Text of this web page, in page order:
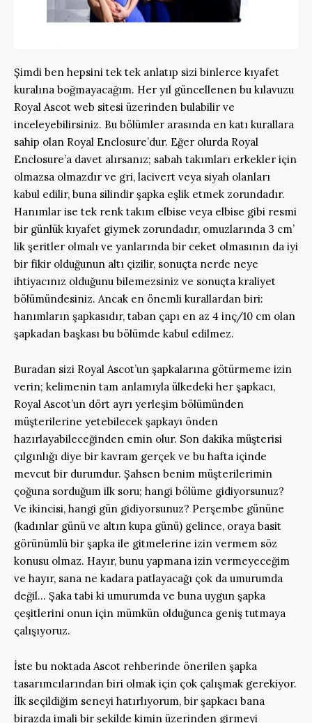
Şimdi ben hepsini tek tek anlatıp sizi binlerce kıyafet
kuralına boğmayacağım. Her yıl güncellenen bu kılavuzu
Royal Ascot web sitesi üzerinden bulabilir ve
inceleyebilirsiniz. Bu bölümler arasında en katı kurallara
sahip olan Royal Enclosure’dur. Eğer olurda Royal
Enclosure’a davet alırsanız; sabah takımları erkekler için
olmazsa olmazdır ve gri, lacivert veya siyah olanları
kabul edilir, buna silindir şapka eşlik etmek zorundadır.
Hanımlar ise tek renk takım elbise veya elbise gibi resmi
bir günlük kıyafet giymek zorundadır, omuzlarında 3 cm’
lik şeritler olmalı ve yanlarında bir ceket olmasının da iyi
bir fikir olduğunun altı çizilir, sonuçta nerde neye
ihtiyacınız olduğunu bilemezsiniz ve sonuçta kraliyet
bölümündesiniz. Ancak en önemli kurallardan biri:
hanımların şapkasıdır, taban çapı en az 4 inç/10 cm olan
şapkadan başkası bu bölümde kabul edilmez.
Buradan sizi Royal Ascot’un şapkalarına götürmeme izin
verin; kelimenin tam anlamıyla ülkedeki her şapkacı,
Royal Ascot’un dört ayrı yerleşim bölümünden
müşterilerine yetebilecek şapkayı önden
hazırlayabileceğinden emin olur. Son dakika müşterisi
çılgınlığı diye bir kavram gerçek ve bu hafta içinde
mevcut bir durumdur. Şahsen benim müşterilerimin
çoğuna sorduğum ilk soru; hangi bölüme gidiyorsunuz?
Ve ikincisi, hangi gün gidiyorsunuz? Perşembe gününe
(kadınlar günü ve altın kupa günü) gelince, oraya basit
görünümlü bir şapka ile gitmelerine izin vermem söz
konusu olmaz. Hayır, bunu yapmana izin vermeyeceğim
ve hayır, sana ne kadara patlayacağı çok da umurumda
değil… Şaka tabi ki umurumda ve buna uygun şapka
çeşitlerini onun için mümkün olduğunca geniş tutmaya
çalışıyoruz.
İste bu noktada Ascot rehberinde önerilen şapka
tasarımcılarından biri olmak için çok çalışmak gerekiyor.
İlk seçildiğim seneyi hatırlıyorum, bir şapkacı bana
birazda imali bir şekilde kimin üzerinden girmeyi